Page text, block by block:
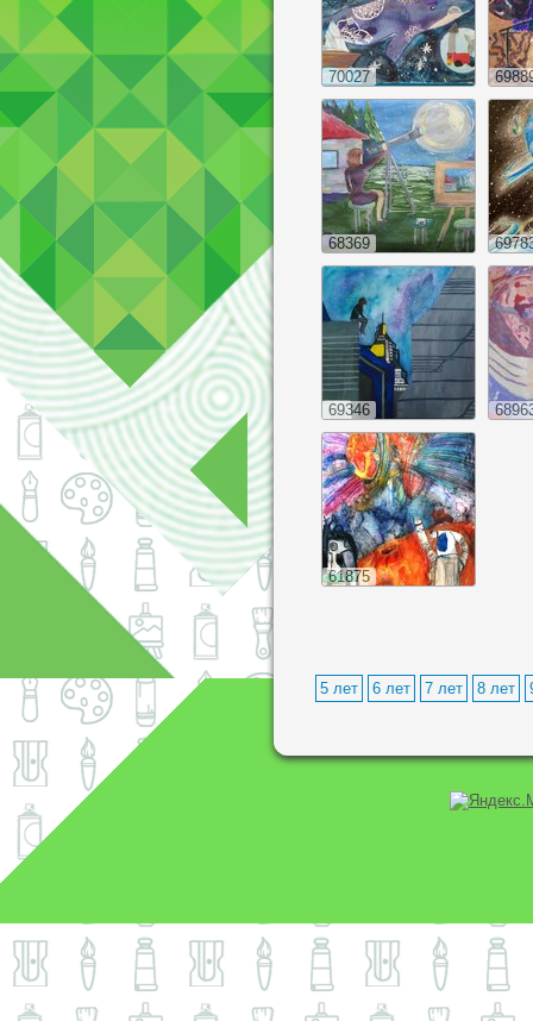
70027
68369
69346
61875
5 лет 6 лет 7 лет 8 лет